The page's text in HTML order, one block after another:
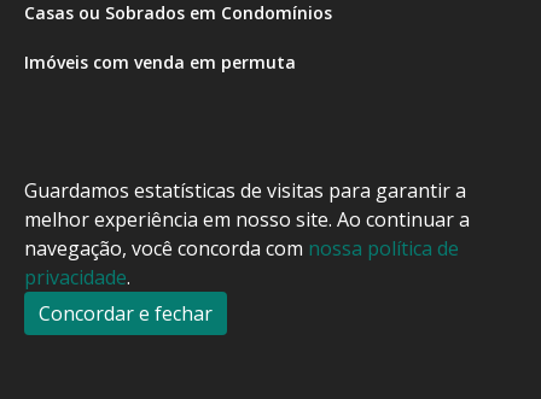
Guardamos estatísticas de visitas para garantir a
melhor experiência em nosso site. Ao continuar a
navegação, você concorda com nossa política de
privacidade.
Concordar e fechar
Casas ou Sobrados em Condomínios
Imóveis com venda em permuta
Casa com piscina
Apartamento com piscina
Condomínio fechado